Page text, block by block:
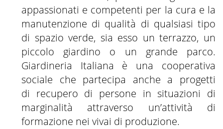
appassionati e competenti per la cura e la
manutenzione di qualità di qualsiasi tipo
di spazio verde, sia esso un terrazzo, un
piccolo giardino o un grande parco.
Giardineria Italiana è una cooperativa
sociale che partecipa anche a progetti
di recupero di persone in situazioni di
marginalità attraverso un’attività di
formazione nei vivai di produzione.